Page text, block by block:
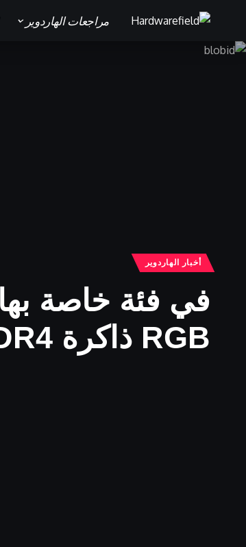
مراجعات الهاردوير
أخبار الهاردوير
RGB ذاكرة DDR4